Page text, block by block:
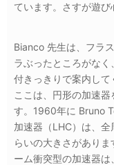
ています。さすが遊び
Bianco 先生は、フラ
ラぶったところがなく
付きっきりで案内して
ここは、円形の加速
す。1960年に Bruno
加速器（LHC）は、全
らいの大きさがあり
ーム衝突型の加速器